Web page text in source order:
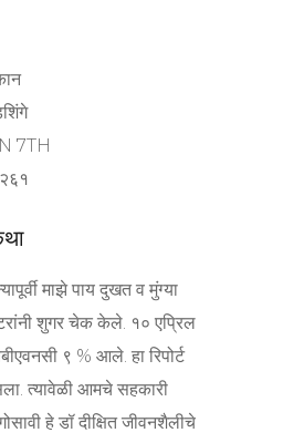
7TH
माझे पाय दुखत व मुंग्या
शुगर चेक केले. १० एप्रिल
९ % आले. हा रिपोर्ट
त्यावेळी आमचे सहकारी
हे डॉ दीक्षित जीवनशैलीचे